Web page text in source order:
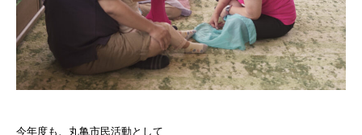
今年度も、丸亀市民活動として